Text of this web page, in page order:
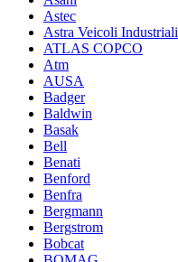
Astec
Astra Veicoli Industriali
ATLAS COPCO
Atm
AUSA
Badger
Baldwin
Basak
Bell
Benati
Benford
Benfra
Bergmann
Bergstrom
Bobcat